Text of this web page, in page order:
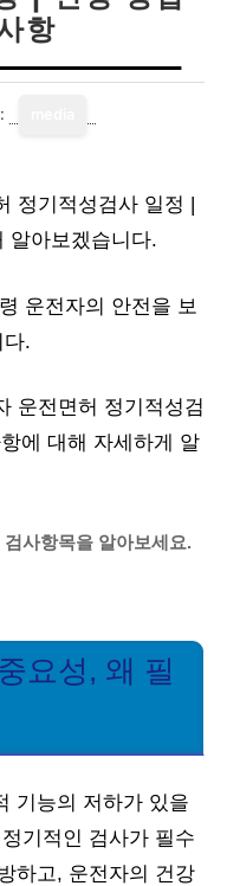
항
정기적성검사 일정 |
알아보겠습니다.
운전자의 안전을 보
다.
운전면허 정기적성검
에 대해 자세하게 알
사항목을 알아보세요.
요성, 왜 필
기능의 저하가 있을
기적인 검사가 필수
하고, 운전자의 건강